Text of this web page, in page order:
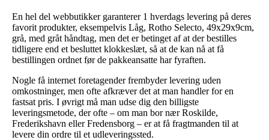
En hel del webbutikker garanterer 1 hverdags levering på deres
favorit produkter, eksempelvis Låg, Rotho Selecto, 49x29x9cm,
grå, med gråt håndtag, men det er betinget af at der bestilles
tidligere end et besluttet klokkeslæt, så at de kan nå at få
bestillingen ordnet før de pakkeansatte har fyraften.
Nogle få internet foretagender frembyder levering uden
omkostninger, men ofte afkræver det at man handler for en
fastsat pris. I øvrigt må man udse dig den billigste
leveringsmetode, der ofte – om man bor nær Roskilde,
Frederikshavn eller Fredensborg – er at få fragtmanden til at
levere din ordre til et udleveringssted.